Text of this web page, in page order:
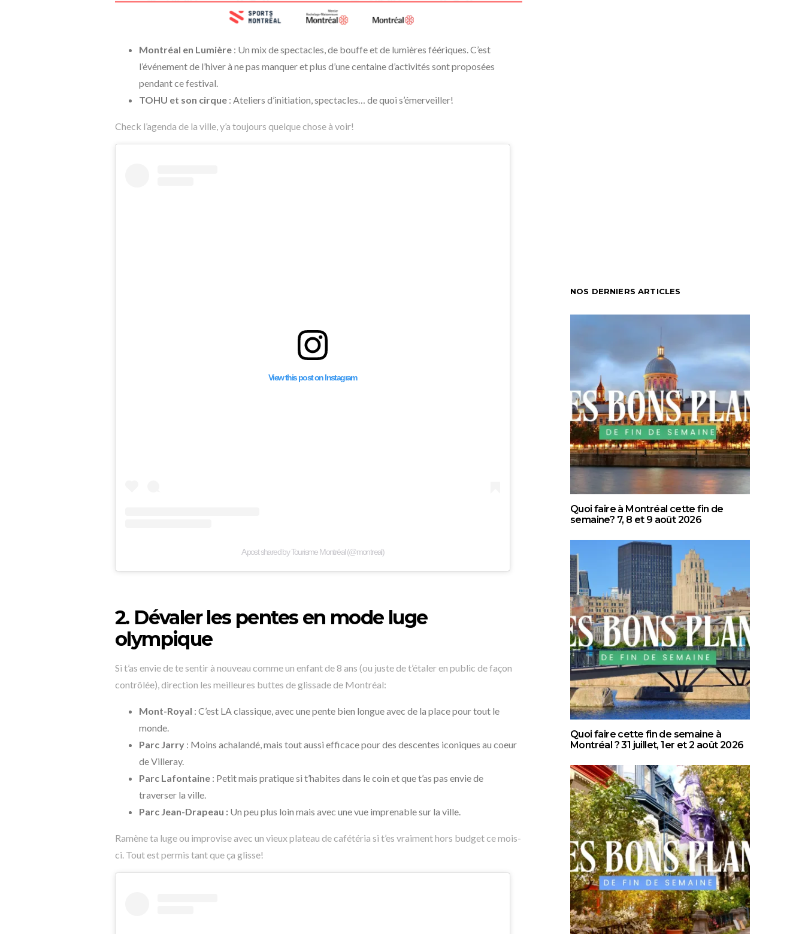
Montréal en Lumière : Un mix de spectacles, de bouffe et de lumières féériques. C’est
l’événement de l’hiver à ne pas manquer et plus d’une centaine d’activités sont proposées
pendant ce festival.
TOHU et son cirque : Ateliers d’initiation, spectacles… de quoi s’émerveiller!
Check l’agenda de la ville, y’a toujours quelque chose à voir!
View this post on Instagram
A post shared by Tourisme Montréal (@montreal)
2. Dévaler les pentes en mode luge
olympique
Si t’as envie de te sentir à nouveau comme un enfant de 8 ans (ou juste de t’étaler en public de façon
contrôlée), direction les meilleures buttes de glissade de Montréal:
Mont-Royal : C’est LA classique, avec une pente bien longue avec de la place pour tout le
monde.
Parc Jarry : Moins achalandé, mais tout aussi efficace pour des descentes iconiques au coeur
de Villeray.
Parc Lafontaine : Petit mais pratique si t’habites dans le coin et que t’as pas envie de
traverser la ville.
Parc Jean-Drapeau : Un peu plus loin mais avec une vue imprenable sur la ville.
Ramène ta luge ou improvise avec un vieux plateau de cafétéria si t’es vraiment hors budget ce mois-
ci. Tout est permis tant que ça glisse!
NOS DERNIERS ARTICLES
Quoi faire à Montréal cette fin de
semaine? 7, 8 et 9 août 2026
Quoi faire cette fin de semaine à
Montréal ? 31 juillet, 1er et 2 août 2026